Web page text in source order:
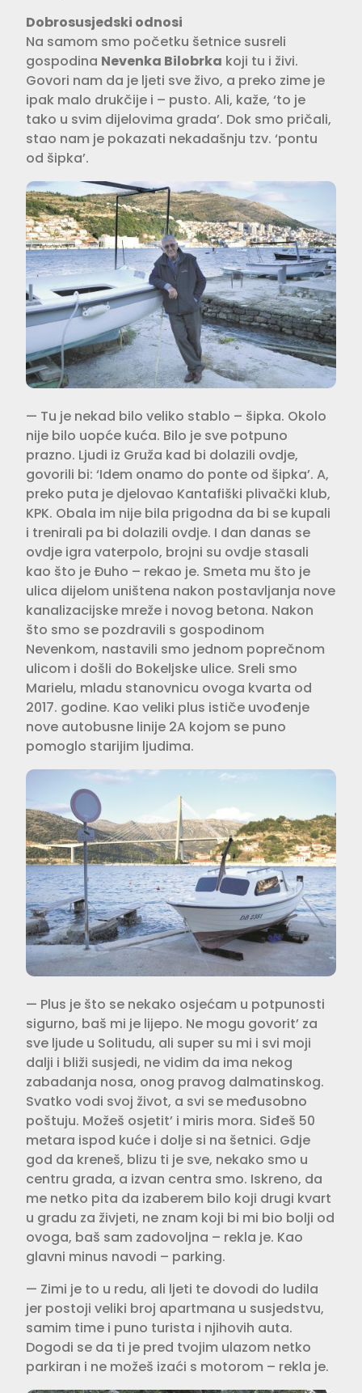
Dobrosusjedski odnosi
Na samom smo početku šetnice susreli
gospodina Nevenka Bilobrka koji tu i živi.
Govori nam da je ljeti sve živo, a preko zime je
ipak malo drukčije i – pusto. Ali, kaže, ‘to je
tako u svim dijelovima grada’. Dok smo pričali,
stao nam je pokazati nekadašnju tzv. ‘pontu
od šipka’.
— Tu je nekad bilo veliko stablo – šipka. Okolo
nije bilo uopće kuća. Bilo je sve potpuno
prazno. Ljudi iz Gruža kad bi dolazili ovdje,
govorili bi: ‘Idem onamo do ponte od šipka’. A,
preko puta je djelovao Kantafiški plivački klub,
KPK. Obala im nije bila prigodna da bi se kupali
i trenirali pa bi dolazili ovdje. I dan danas se
ovdje igra vaterpolo, brojni su ovdje stasali
kao što je Đuho – rekao je. Smeta mu što je
ulica dijelom uništena nakon postavljanja nove
kanalizacijske mreže i novog betona. Nakon
što smo se pozdravili s gospodinom
Nevenkom, nastavili smo jednom poprečnom
ulicom i došli do Bokeljske ulice. Sreli smo
Marielu, mladu stanovnicu ovoga kvarta od
2017. godine. Kao veliki plus ističe uvođenje
nove autobusne linije 2A kojom se puno
pomoglo starijim ljudima.
— Plus je što se nekako osjećam u potpunosti
sigurno, baš mi je lijepo. Ne mogu govorit’ za
sve ljude u Solitudu, ali super su mi i svi moji
dalji i bliži susjedi, ne vidim da ima nekog
zabadanja nosa, onog pravog dalmatinskog.
Svatko vodi svoj život, a svi se međusobno
poštuju. Možeš osjetit’ i miris mora. Siđeš 50
metara ispod kuće i dolje si na šetnici. Gdje
god da kreneš, blizu ti je sve, nekako smo u
centru grada, a izvan centra smo. Iskreno, da
me netko pita da izaberem bilo koji drugi kvart
u gradu za živjeti, ne znam koji bi mi bio bolji od
ovoga, baš sam zadovoljna – rekla je. Kao
glavni minus navodi – parking.
— Zimi je to u redu, ali ljeti te dovodi do ludila
jer postoji veliki broj apartmana u susjedstvu,
samim time i puno turista i njihovih auta.
Dogodi se da ti je pred tvojim ulazom netko
parkiran i ne možeš izaći s motorom – rekla je.